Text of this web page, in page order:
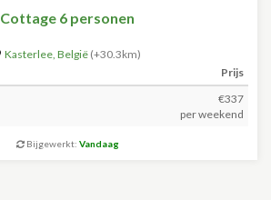
Cottage 6 personen
Kasterlee, België (+30.3km)
Prijs
€337
per weekend
Bijgewerkt: Vandaag